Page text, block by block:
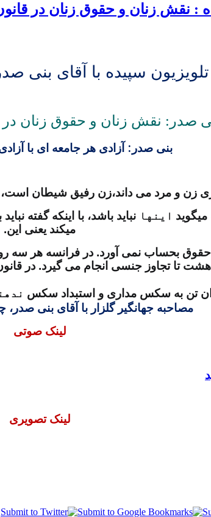
: نقش زنان و حقوق زنان در
سپیده با آقای بنی
صدر: نقش زنان و حقوق زنان در
بنی صدر : آزادی هر جامعه ای با
زن و مرد می داند،زن رفیق شیطان
میگوید اینهانباید باشد، با اینکه گفته
میکند یعنی این.
حقوق بحساب نمی آورد. در فرانسه هر
هشت تا تجاوز جنسی انجام می گیرد. در
تن به سکس مداری و استبداد سکس
مصاحبه جهانگیر گلزار با آقای بنی صدر،
لینک صوتی
لینک تصویری